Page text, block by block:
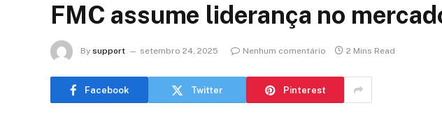
FMC assume liderança no
By support setembro 24, 2025 Nenhum comentário 2 Mins Read
Facebook Twitter Pinterest